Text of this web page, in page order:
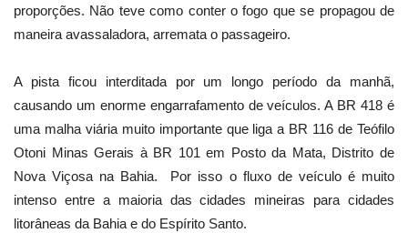
proporções. Não teve como conter o fogo que se propagou de
maneira avassaladora, arremata o passageiro.
A pista ficou interditada por um longo período da manhã,
causando um enorme engarrafamento de veículos. A BR 418 é
uma malha viária muito importante que liga a BR 116 de Teófilo
Otoni Minas Gerais à BR 101 em Posto da Mata, Distrito de
Nova Viçosa na Bahia. Por isso o fluxo de veículo é muito
intenso entre a maioria das cidades mineiras para cidades
litorâneas da Bahia e do Espírito Santo.